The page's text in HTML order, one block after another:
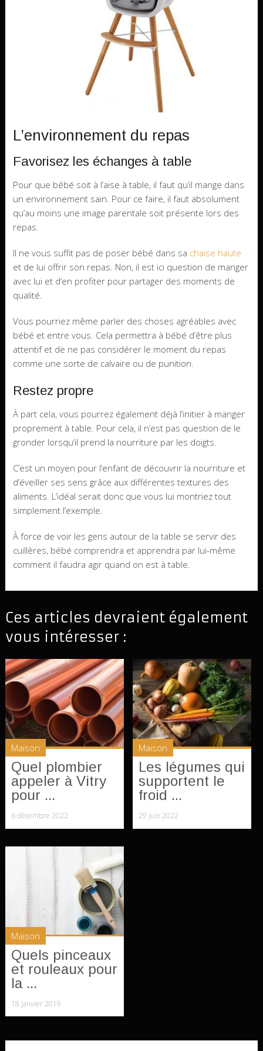
L’environnement du repas
Favorisez les échanges à table
Pour que bébé soit à l’aise à table, il faut qu’il mange dans
un environnement sain. Pour ce faire, il faut absolument
qu’au moins une image parentale soit présente lors des
repas.
Il ne vous suffit pas de poser bébé dans sa chaise haute
et de lui offrir son repas. Non, il est ici question de manger
avec lui et d’en profiter pour partager des moments de
qualité.
Vous pourriez même parler des choses agréables avec
bébé et entre vous. Cela permettra à bébé d’être plus
attentif et de ne pas considérer le moment du repas
comme une sorte de calvaire ou de punition.
Restez propre
À part cela, vous pourrez également déjà l’initier à manger
proprement à table. Pour cela, il n’est pas question de le
gronder lorsqu’il prend la nourriture par les doigts.
C’est un moyen pour l’enfant de découvrir la nourriture et
d’éveiller ses sens grâce aux différentes textures des
aliments. L’idéal serait donc que vous lui montriez tout
simplement l’exemple.
À force de voir les gens autour de la table se servir des
cuillères, bébé comprendra et apprendra par lui-même
comment il faudra agir quand on est à table.
Ces articles devraient également
vous intéresser :
Maison
Quel plombier
appeler à Vitry
pour ...
6 décembre 2022
Maison
Les légumes qui
supportent le
froid ...
29 juin 2022
Maison
Quels pinceaux
et rouleaux pour
la ...
18 janvier 2019